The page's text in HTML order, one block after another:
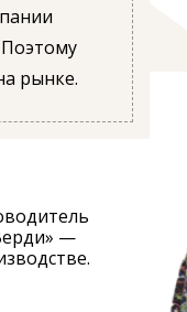
рынке.
—